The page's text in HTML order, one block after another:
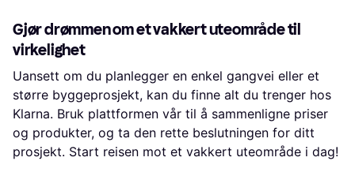
Gjør drømmen om et vakkert uteområde til
virkelighet
Uansett om du planlegger en enkel gangvei eller et
større byggeprosjekt, kan du finne alt du trenger hos
Klarna. Bruk plattformen vår til å sammenligne priser
og produkter, og ta den rette beslutningen for ditt
prosjekt. Start reisen mot et vakkert uteområde i dag!